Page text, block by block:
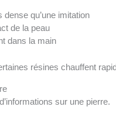
qu’une imitation
de la peau
dans la main
résines chauffent
sur une pierre.